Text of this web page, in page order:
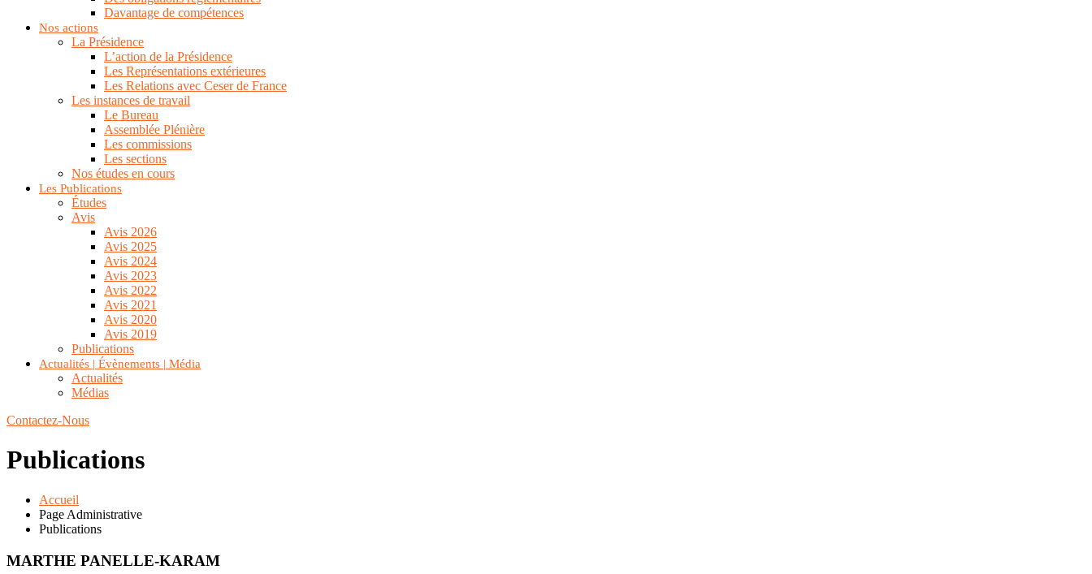
Davantage de compétences
Nos actions
La Présidence
L’action de la Présidence
Les Représentations extérieures
Les Relations avec Ceser de France
Les instances de travail
Le Bureau
Assemblée Plénière
Les commissions
Les sections
Nos études en cours
Les Publications
Études
Avis
Avis 2026
Avis 2025
Avis 2024
Avis 2023
Avis 2022
Avis 2021
Avis 2020
Avis 2019
Publications
Actualités | Évènements | Média
Actualités
Médias
Contactez-Nous
Publications
Accueil
Page Administrative
Publications
MARTHE PANELLE-KARAM